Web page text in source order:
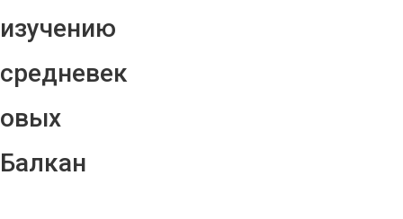
изучению
средневек
овых
Балкан